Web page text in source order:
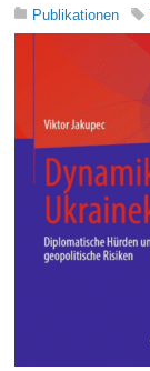
Publikationen